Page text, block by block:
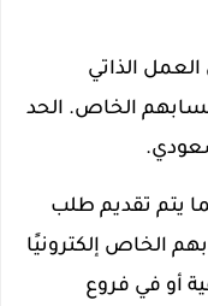
الذاتي
الخاص. الحد
10 سنوات. كما يتم تقديم طلب
الخاص إلكترونيًا
أو في فروع